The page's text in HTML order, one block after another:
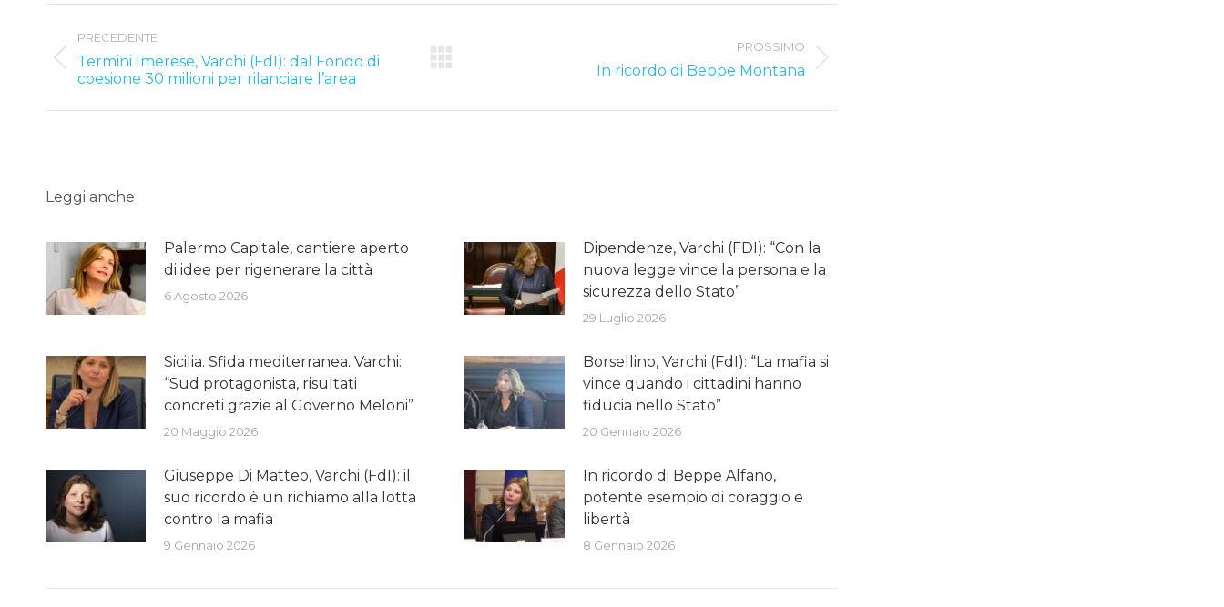
navigation
PRECEDENTE
Previous
post:
Termini Imerese, Varchi (FdI): dal Fondo di
coesione 30 milioni per rilanciare l’area
PROSSIMO
In ricordo di Beppe Montana
Leggi anche
Palermo Capitale, cantiere aperto
di idee per rigenerare la città
6 Agosto 2026
Dipendenze, Varchi (FDI): “Con la
nuova legge vince la persona e la
sicurezza dello Stato”
29 Luglio 2026
Sicilia. Sfida mediterranea. Varchi:
“Sud protagonista, risultati
concreti grazie al Governo Meloni”
20 Maggio 2026
Borsellino, Varchi (FdI): “La mafia si
vince quando i cittadini hanno
fiducia nello Stato”
20 Gennaio 2026
Giuseppe Di Matteo, Varchi (FdI): il
suo ricordo è un richiamo alla lotta
contro la mafia
9 Gennaio 2026
In ricordo di Beppe Alfano,
potente esempio di coraggio e
libertà
8 Gennaio 2026